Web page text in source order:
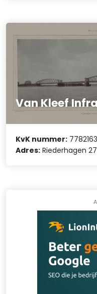
Van Kleef
KvK nummer:
Adres: Riederhagen 27